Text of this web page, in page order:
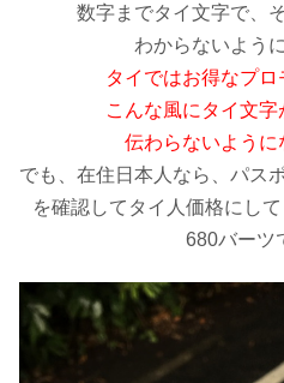
数字までタイ文字で、
わからないよう
タイではお得なプ
こんな風にタイ文
伝わらないように
でも、在住日本人なら、パス
を確認してタイ人価格にし
680バーツ